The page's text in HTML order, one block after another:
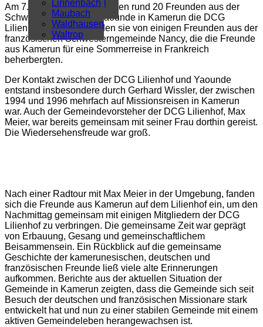
Überregional
Alle Artikel
Linnenbach
Maubach
Waldhausen
Waltrop
Am 7. August 2025 besuchten rund 20 Freunden aus der
Schwesterngemeinde Yaounde in Kamerun die DCG
Lilienhof. Begleitet wurden sie von einigen Freunden aus der
französischen Schwesterngemeinde Nancy, die die Freunde
aus Kamerun für eine Sommerreise in Frankreich
beherbergten.
Der Kontakt zwischen der DCG Lilienhof und Yaounde
entstand insbesondere durch Gerhard Wissler, der zwischen
1994 und 1996 mehrfach auf Missionsreisen in Kamerun
war. Auch der Gemeindevorsteher der DCG Lilienhof, Max
Meier, war bereits gemeinsam mit seiner Frau dorthin gereist.
Die Wiedersehensfreude war groß.
Nach einer Radtour mit Max Meier in der Umgebung, fanden
sich die Freunde aus Kamerun auf dem Lilienhof ein, um den
Nachmittag gemeinsam mit einigen Mitgliedern der DCG
Lilienhof zu verbringen. Die gemeinsame Zeit war geprägt
von Erbauung, Gesang und gemeinschaftlichem
Beisammensein. Ein Rückblick auf die gemeinsame
Geschichte der kamerunesischen, deutschen und
französischen Freunde ließ viele alte Erinnerungen
aufkommen. Berichte aus der aktuellen Situation der
Gemeinde in Kamerun zeigten, dass die Gemeinde sich seit
Besuch der deutschen und französischen Missionare stark
entwickelt hat und nun zu einer stabilen Gemeinde mit einem
aktiven Gemeindeleben herangewachsen ist.